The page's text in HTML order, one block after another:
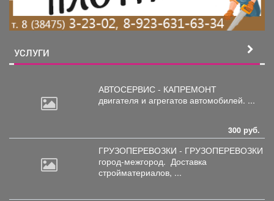
УСЛУГИ
АВТОСЕРВИС - КАПРЕМОНТ
двигателя и агрегатов автомобилей. ...
300 руб.
ГРУЗОПЕРЕВОЗКИ - ГРУЗОПЕРЕВОЗКИ
город-межгород. Доставка
стройматериалов, ...